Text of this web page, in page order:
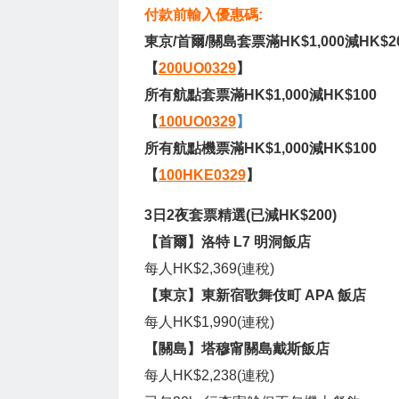
付款前輸入優惠碼:
東京/首爾/關島套票滿HK$1,000減
【200UO0329】
所有航點套票滿HK$1,000減HK$100
【100UO0329】
所有航點機票滿HK$1,000減HK$100
【100HKE0329】
3日2夜套票精選(已減HK$200)
【首爾】洛特 L7 明洞飯店
每人HK$2,369(連稅)
【東京】東新宿歌舞伎町 APA 飯店
每人HK$1,990(連稅)
【關島】塔穆甯關島戴斯飯店
每人HK$2,238(連稅)